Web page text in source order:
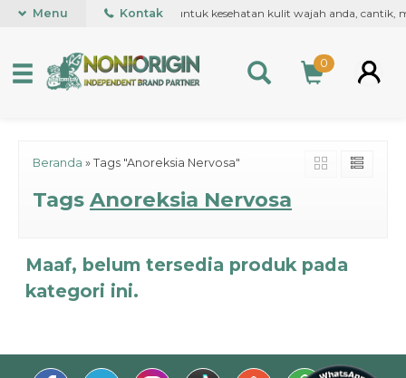
Roll on pertama kali di dunia, untuk kesehatan kulit wajah anda, cantik,
Menu Kontak
0
Beranda » Tags "Anoreksia Nervosa"
Tags Anoreksia Nervosa
Maaf, belum tersedia produk pada
kategori ini.